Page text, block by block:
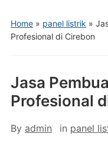
Home» panel listrik »
Profesional di Cirebon
Jasa
Profesional
By admin in panel